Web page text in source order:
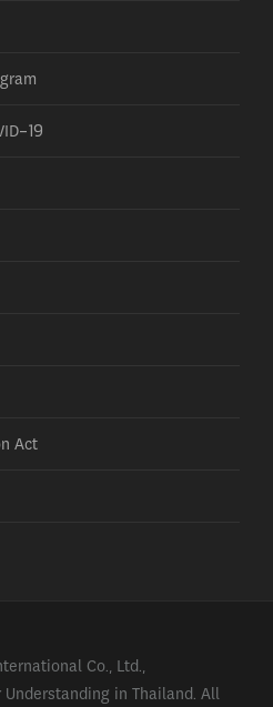
19
Act
Co., Ltd.,
in Thailand. All